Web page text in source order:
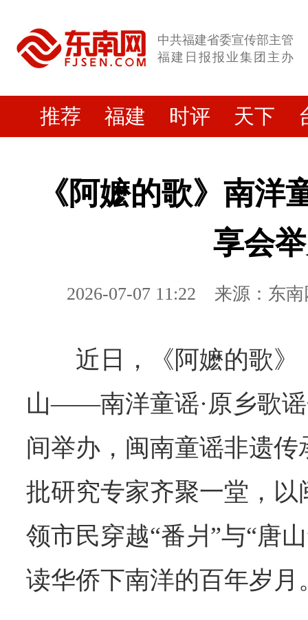
中共福建省委宣传部主管
福建日报报业集团主办
推荐 福建 时评 天下
《阿嬷的歌》南洋
享会
2026-07-07 11:22 来源：东南
近日，《阿嬷的歌》
山——南洋童谣·原乡歌
间举办，闽南童谣非遗
批研究专家齐聚一堂，
领市民穿越“番爿”与“唐
读华侨下南洋的百年岁月